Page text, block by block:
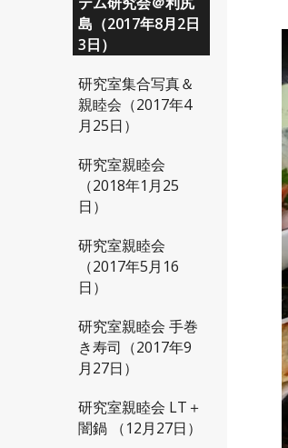
島（2017年8月2日
3日）
研究室集合写真＆
親睦会（2017年4
月25日）
研究室親睦会
（2018年1月25
日）
研究室親睦会
（2017年5月16
日）
研究室親睦会 手巻
き寿司（2017年9
月27日）
研究室親睦会 LT＋
闇鍋 （12月27日）